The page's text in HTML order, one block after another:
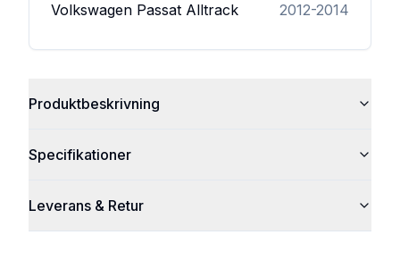
Volkswagen Passat Alltrack 2012-2014
Produktbeskrivning
Specifikationer
Leverans & Retur